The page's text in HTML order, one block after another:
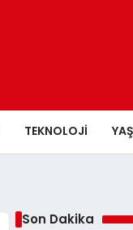
TEKNOLOJI
Son Dakika